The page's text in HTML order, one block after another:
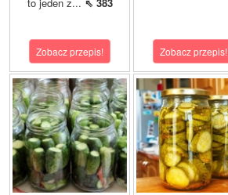
to jeden z... ⇖ 383
Zobacz przepis! Zobacz przepis!